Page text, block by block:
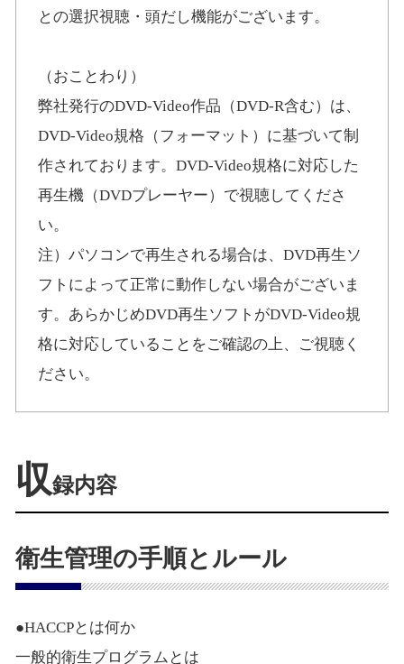
との選択視聴・頭だし機能がございます。
（おことわり）
弊社発行のDVD-Video作品（DVD-R含む）は、
DVD-Video規格（フォーマット）に基づいて制
作されております。DVD-Video規格に対応した
再生機（DVDプレーヤー）で視聴してくださ
い。
注）パソコンで再生される場合は、DVD再生ソ
フトによって正常に動作しない場合がございま
す。あらかじめDVD再生ソフトがDVD-Video規
格に対応していることをご確認の上、ご視聴く
ださい。
収録内容
衛生管理の手順とルール
●HACCPとは何か
一般的衛生プログラムとは